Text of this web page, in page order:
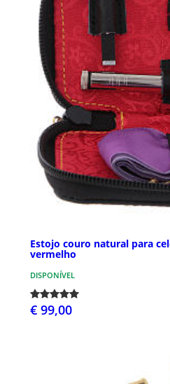
Estojo couro natural para
vermelho
DISPONÍVEL
€ 99,00